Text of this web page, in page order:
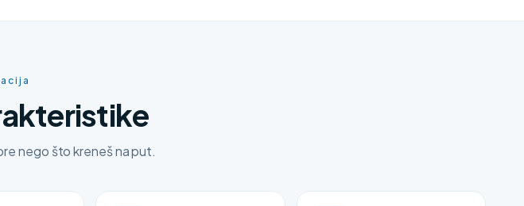
nego što kreneš na put.